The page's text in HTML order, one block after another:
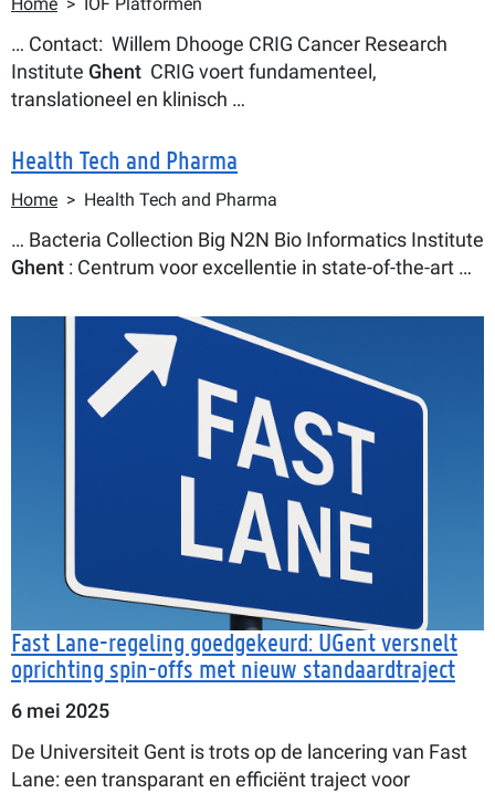
… Contact: Willem Dhooge CRIG Cancer Research
Institute Ghent CRIG voert fundamenteel,
translationeel en klinisch …
Health Tech and Pharma
Kruimelpad
Home Health Tech and Pharma
… Bacteria Collection Big N2N Bio Informatics Institute
Ghent : Centrum voor excellentie in state-of-the-art …
Fast Lane-regeling goedgekeurd: UGent versnelt
oprichting spin-offs met nieuw standaardtraject
6 mei 2025
De Universiteit Gent is trots op de lancering van Fast
Lane: een transparant en efficiënt traject voor